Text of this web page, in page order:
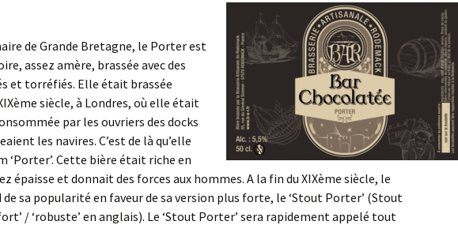
10.4 – Oat Milk Stout
de Grande Bretagne, le Porter est
assez amère, brassée avec des
et torréfiés. Elle était brassée
siècle, à Londres, où elle était
par les ouvriers des docks
les navires. C’est de là qu’elle
‘Porter’. Cette bière était riche en
épaisse et donnait des forces aux hommes. A la fin du XIXème siècle, le
sa popularité en faveur de sa version plus forte, le ‘Stout Porter’ (Stout
/ ‘robuste’ en anglais). Le ‘Stout Porter’ sera rapidement appelé tout